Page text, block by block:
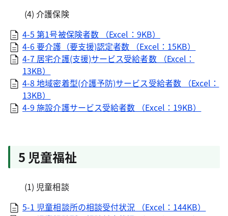
(4) 介護保険
4-5 第1号被保険者数 （Excel：9KB）
4-6 要介護（要支援)認定者数 （Excel：15KB）
4-7 居宅介護(支援)サービス受給者数 （Excel：
13KB）
4-8 地域密着型(介護予防)サービス受給者数 （Excel：
13KB）
4-9 施設介護サービス受給者数 （Excel：19KB）
5 児童福祉
(1) 児童相談
5-1 児童相談所の相談受付状況 （Excel：144KB）